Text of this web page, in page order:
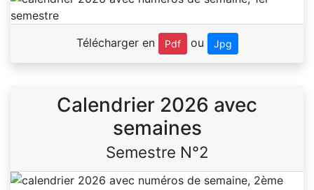
Télécharger en Pdf ou Jpg
Calendrier 2026 avec
semaines
Semestre N°2